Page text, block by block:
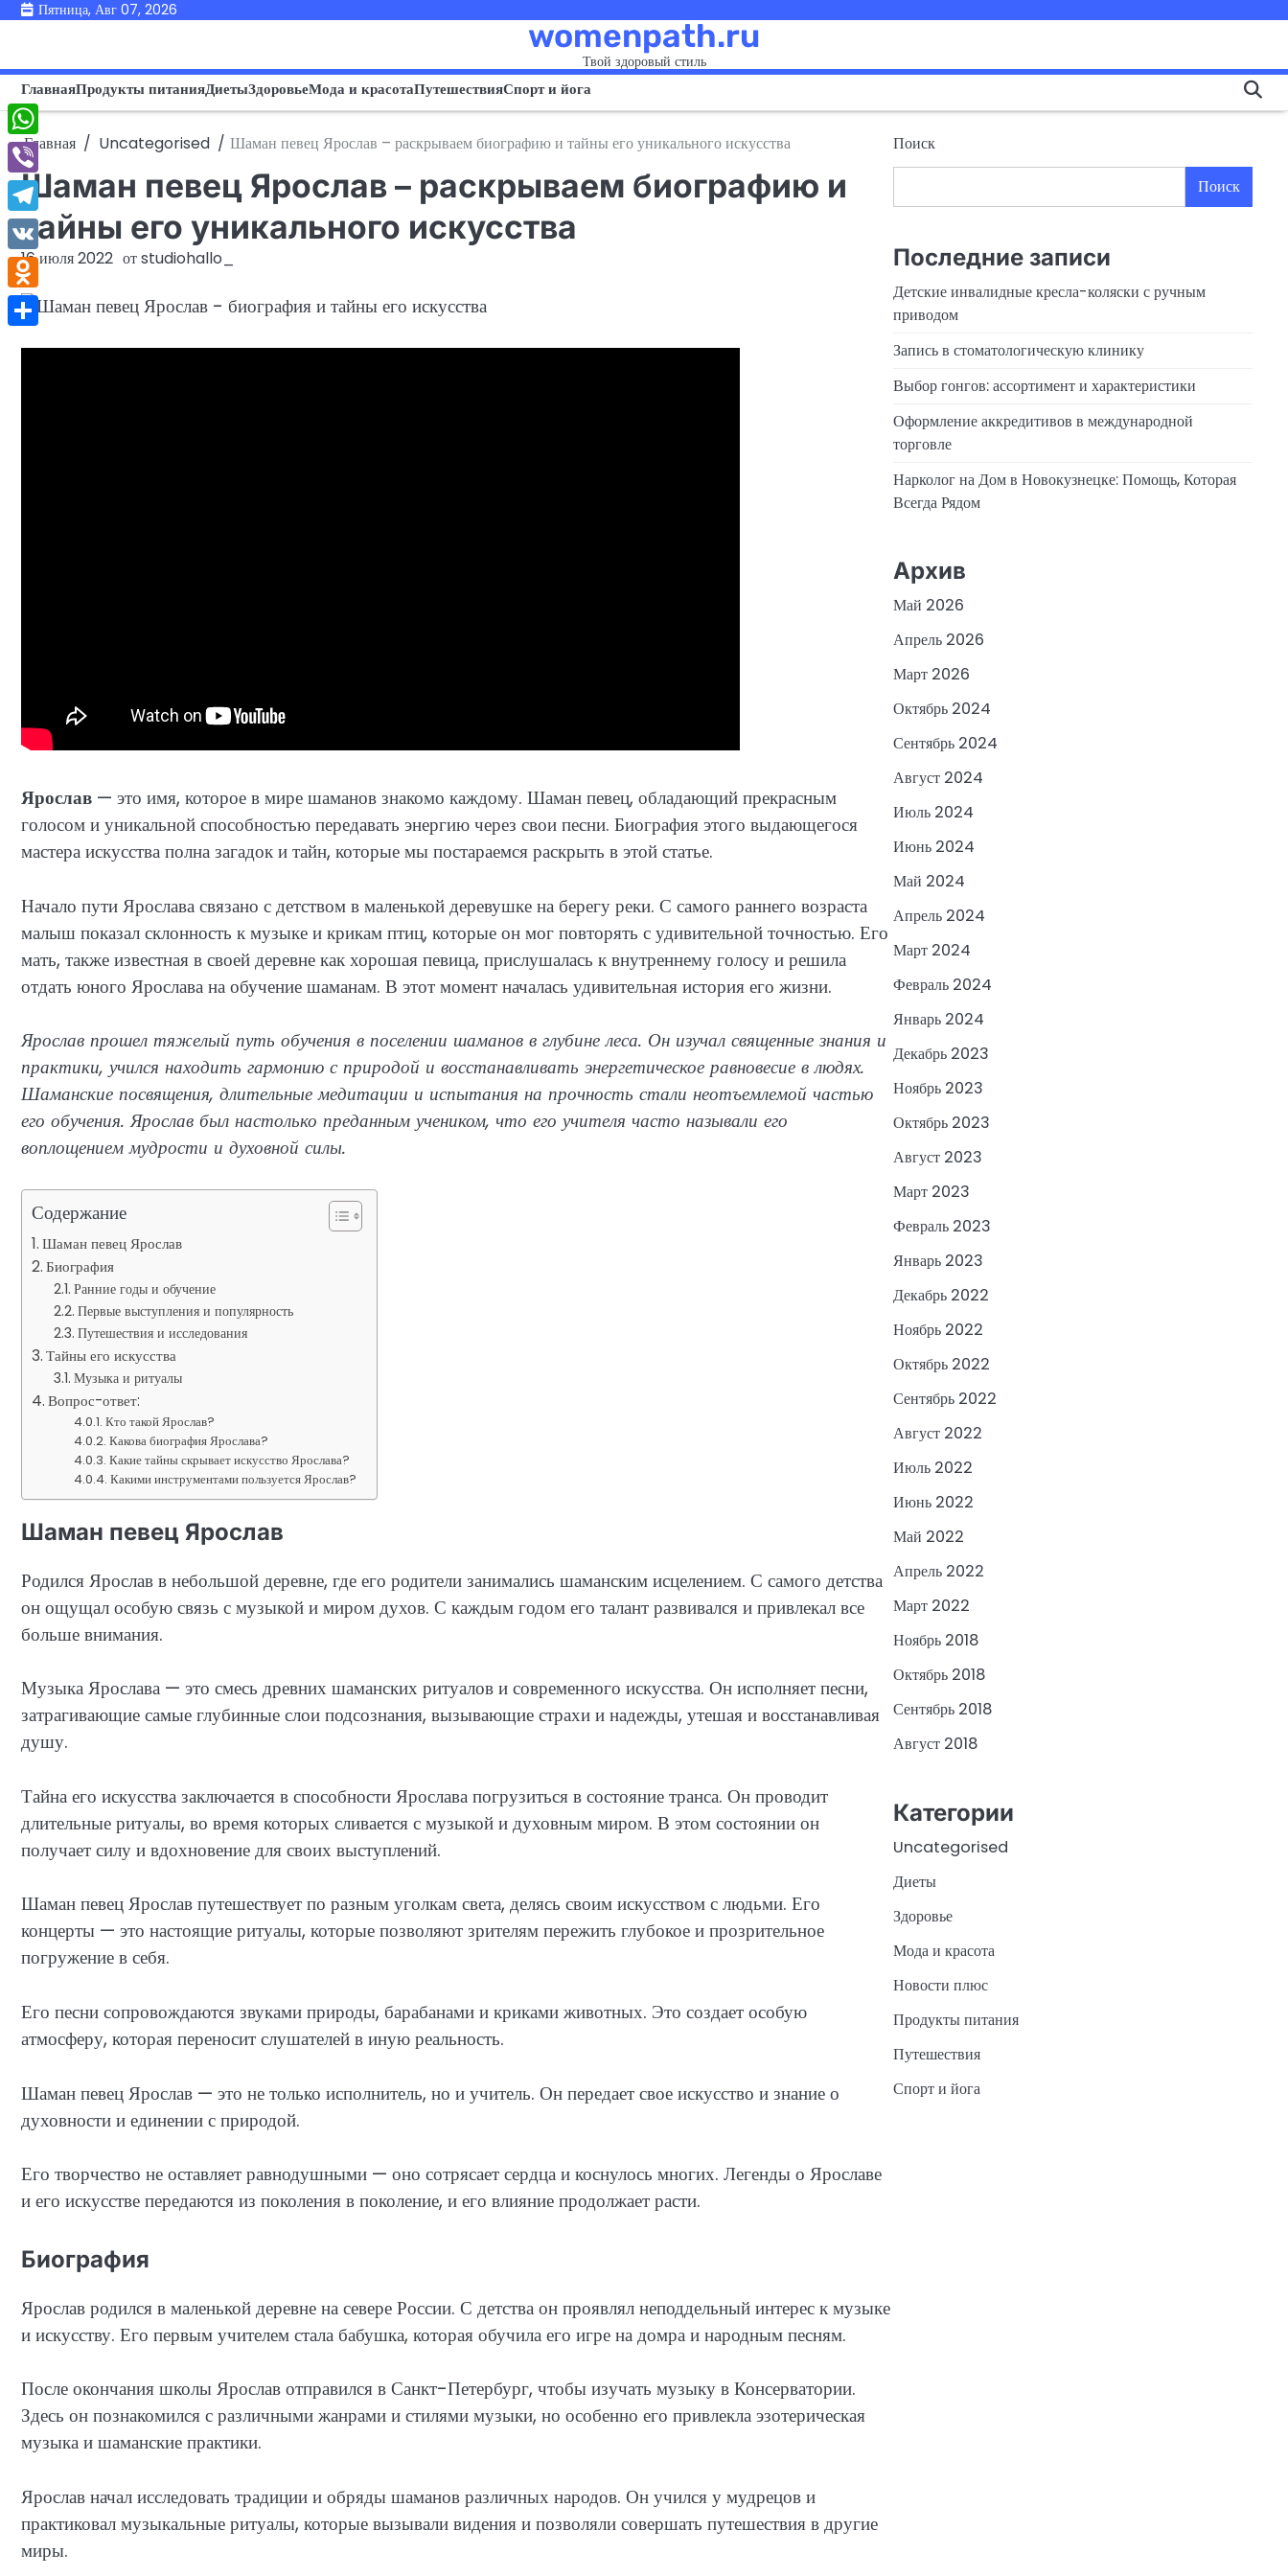
ПерейтиПятница, Авг 07, 2026
womenpath.ru
Твой здоровый стиль
ГлавнаяПродукты питанияДиетыЗдоровьеМода и красотаПутешествияСпорт и йога
Главная Uncategorised Шаман певец Ярослав – раскрываем биографию и тайны его уникального искусства
Шаман певец Ярослав – раскрываем биографию и
тайны его уникального искусства
16 июля 2022 отstudiohallo_
Ярослав — это имя, которое в мире шаманов знакомо каждому. Шаман певец, обладающий прекрасным
голосом и уникальной способностью передавать энергию через свои песни. Биография этого выдающегося
мастера искусства полна загадок и тайн, которые мы постараемся раскрыть в этой статье.
Начало пути Ярослава связано с детством в маленькой деревушке на берегу реки. С самого раннего возраста
малыш показал склонность к музыке и крикам птиц, которые он мог повторять с удивительной точностью. Его
мать, также известная в своей деревне как хорошая певица, прислушалась к внутреннему голосу и решила
отдать юного Ярослава на обучение шаманам. В этот момент началась удивительная история его жизни.
Ярослав прошел тяжелый путь обучения в поселении шаманов в глубине леса. Он изучал священные знания и
практики, учился находить гармонию с природой и восстанавливать энергетическое равновесие в людях.
Шаманские посвящения, длительные медитации и испытания на прочность стали неотъемлемой частью
его обучения. Ярослав был настолько преданным учеником, что его учителя часто называли его
воплощением мудрости и духовной силы.
Содержание
Шаман певец Ярослав
Биография
Ранние годы и обучение
Первые выступления и популярность
Путешествия и исследования
Тайны его искусства
Музыка и ритуалы
Вопрос-ответ:
Кто такой Ярослав?
Какова биография Ярослава?
Какие тайны скрывает искусство Ярослава?
Какими инструментами пользуется Ярослав?
Шаман певец Ярослав
Родился Ярослав в небольшой деревне, где его родители занимались шаманским исцелением. С самого детства
он ощущал особую связь с музыкой и миром духов. С каждым годом его талант развивался и привлекал все
больше внимания.
Музыка Ярослава — это смесь древних шаманских ритуалов и современного искусства. Он исполняет песни,
затрагивающие самые глубинные слои подсознания, вызывающие страхи и надежды, утешая и восстанавливая
душу.
Тайна его искусства заключается в способности Ярослава погрузиться в состояние транса. Он проводит
длительные ритуалы, во время которых сливается с музыкой и духовным миром. В этом состоянии он
получает силу и вдохновение для своих выступлений.
Шаман певец Ярослав путешествует по разным уголкам света, делясь своим искусством с людьми. Его
концерты — это настоящие ритуалы, которые позволяют зрителям пережить глубокое и прозрительное
погружение в себя.
Его песни сопровождаются звуками природы, барабанами и криками животных. Это создает особую
атмосферу, которая переносит слушателей в иную реальность.
Шаман певец Ярослав — это не только исполнитель, но и учитель. Он передает свое искусство и знание о
духовности и единении с природой.
Его творчество не оставляет равнодушными — оно сотрясает сердца и коснулось многих. Легенды о Ярославе
и его искусстве передаются из поколения в поколение, и его влияние продолжает расти.
Биография
Ярослав родился в маленькой деревне на севере России. С детства он проявлял неподдельный интерес к музыке
и искусству. Его первым учителем стала бабушка, которая обучила его игре на домра и народным песням.
После окончания школы Ярослав отправился в Санкт-Петербург, чтобы изучать музыку в Консерватории.
Здесь он познакомился с различными жанрами и стилями музыки, но особенно его привлекла эзотерическая
музыка и шаманские практики.
Ярослав начал исследовать традиции и обряды шаманов различных народов. Он учился у мудрецов и
практиковал музыкальные ритуалы, которые вызывали видения и позволяли совершать путешествия в другие
миры.
Поиск
Поиск
Последние записи
Детские инвалидные кресла-коляски с ручным
приводом
Запись в стоматологическую клинику
Выбор гонгов: ассортимент и характеристики
Оформление аккредитивов в международной
торговле
Нарколог на Дом в Новокузнецке: Помощь, Которая
Всегда Рядом
Архив
Май 2026
Апрель 2026
Март 2026
Октябрь 2024
Сентябрь 2024
Август 2024
Июль 2024
Июнь 2024
Май 2024
Апрель 2024
Март 2024
Февраль 2024
Январь 2024
Декабрь 2023
Ноябрь 2023
Октябрь 2023
Август 2023
Март 2023
Февраль 2023
Январь 2023
Декабрь 2022
Ноябрь 2022
Октябрь 2022
Сентябрь 2022
Август 2022
Июль 2022
Июнь 2022
Май 2022
Апрель 2022
Март 2022
Ноябрь 2018
Октябрь 2018
Сентябрь 2018
Август 2018
Категории
Uncategorised
Диеты
Здоровье
Мода и красота
Новости плюс
Продукты питания
Путешествия
Спорт и йога
WhatsApp
Viber
Telegram
VK
Odnoklassniki